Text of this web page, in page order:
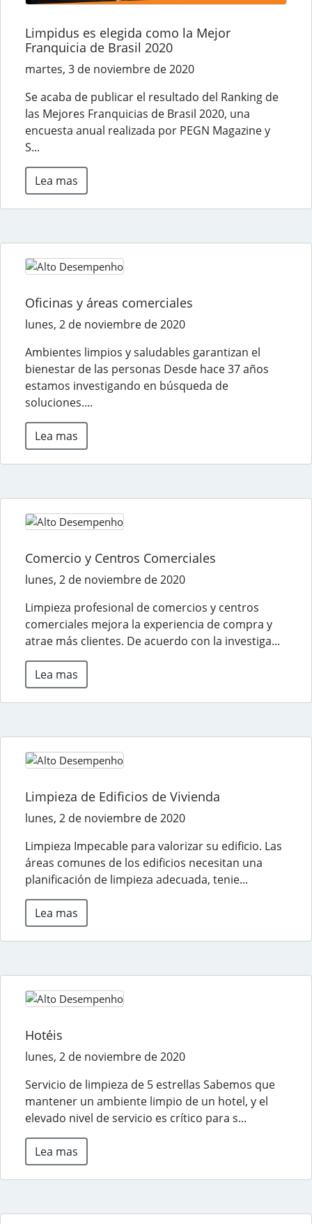
Limpidus es elegida como la Mejor
Franquicia de Brasil 2020
martes, 3 de noviembre de 2020
Se acaba de publicar el resultado del Ranking de
las Mejores Franquicias de Brasil 2020, una
encuesta anual realizada por PEGN Magazine y
S...
Lea mas
Oficinas y áreas comerciales
lunes, 2 de noviembre de 2020
Ambientes limpios y saludables garantizan el
bienestar de las personas Desde hace 37 años
estamos investigando en búsqueda de
soluciones....
Lea mas
Comercio y Centros Comerciales
lunes, 2 de noviembre de 2020
Limpieza profesional de comercios y centros
comerciales mejora la experiencia de compra y
atrae más clientes. De acuerdo con la investiga...
Lea mas
Limpieza de Edificios de Vivienda
lunes, 2 de noviembre de 2020
Limpieza Impecable para valorizar su edificio. Las
áreas comunes de los edificios necesitan una
planificación de limpieza adecuada, tenie...
Lea mas
Hotéis
lunes, 2 de noviembre de 2020
Servicio de limpieza de 5 estrellas Sabemos que
mantener un ambiente limpio de un hotel, y el
elevado nivel de servicio es crítico para s...
Lea mas